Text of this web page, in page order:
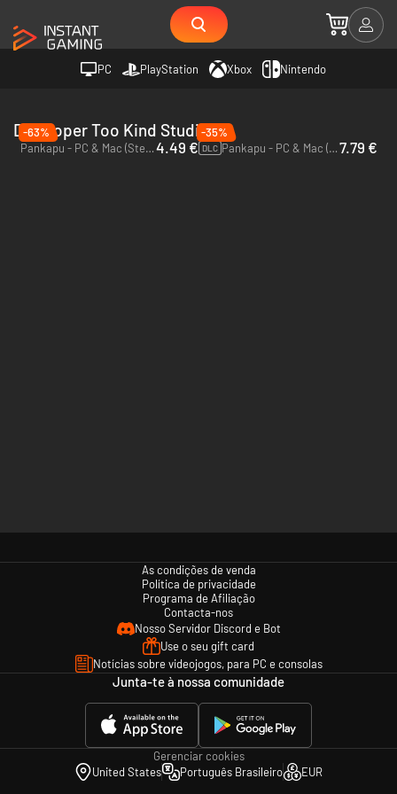
PC PlayStation Xbox Nintendo
Developer Too Kind Studio
-63%
Pankapu - PC & Mac (Steam)4.49 €
-35%
DLC Pankapu - PC & Mac (Steam)7.79 €
As condições de venda
Política de privacidade
Programa de Afiliação
Contacta-nos
Nosso Servidor Discord e Bot
Use o seu gift card
Notícias sobre videojogos, para PC e consolas
Junta-te à nossa comunidade
Gerenciar cookies
United States
Português Brasileiro EUR